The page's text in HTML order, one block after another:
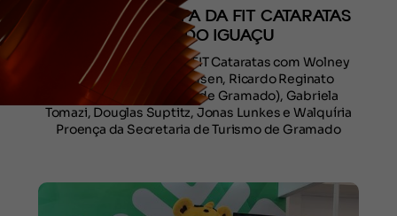
FESTURIS PARTICIPA DA FIT CATARATAS
EM FOZ DO IGUAÇU
No estande da MMC na FIT Cataratas com Wolney
Biesdorf, Fernando Gusen, Ricardo Reginato
(secretário de Turismo de Gramado), Gabriela
Tomazi, Douglas Suptitz, Jonas Lunkes e Walquíria
Proença da Secretaria de Turismo de Gramado